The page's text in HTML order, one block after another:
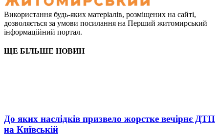
Використання будь-яких матеріалів, розміщених на сайті,
дозволяється за умови посилання на Перший житомирський
інформаційний портал.
ЩЕ БІЛЬШЕ НОВИН
До яких наслідків призвело жорстке вечірнє ДТП
на Київській